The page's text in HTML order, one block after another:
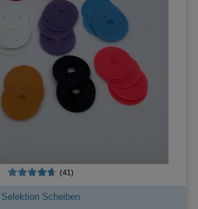
(41)
Selektion Scheiben